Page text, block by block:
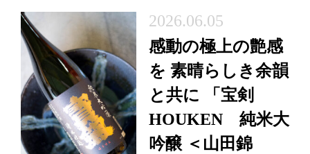
2026.06.05
感動の極上の艶感
を 素晴らしき余韻
と共に 「宝剣
HOUKEN 純米大
吟醸 ＜山田錦